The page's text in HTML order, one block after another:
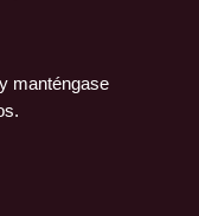
manténgase